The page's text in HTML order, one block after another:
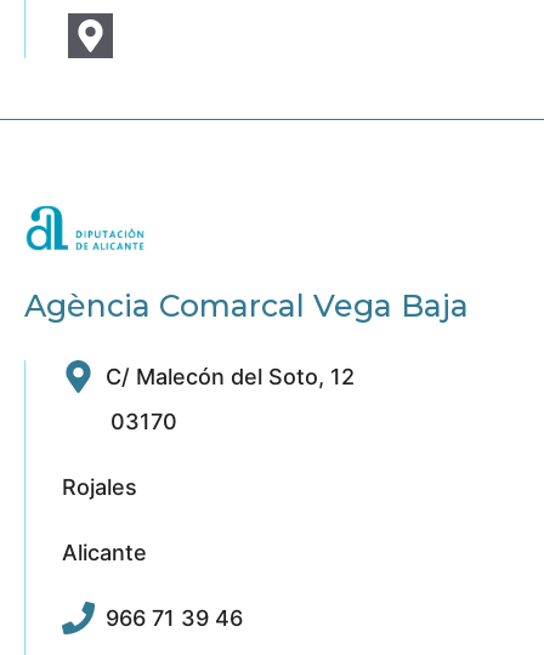
Agència Comarcal Vega Baja
C/ Malecón del Soto, 12
03170
Rojales
Alicante
966 71 39 46